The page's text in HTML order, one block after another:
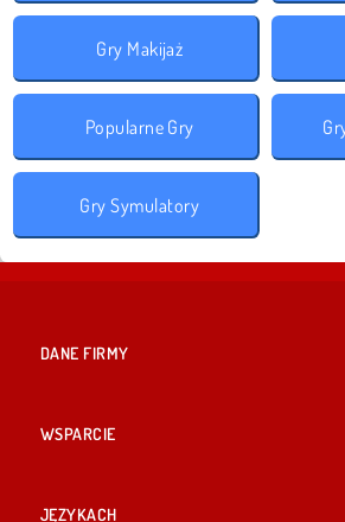
Gry Makijaż
Popularne Gry
Gry Symulatory
DANE FIRMY
WSPARCIE
JĘZYKACH